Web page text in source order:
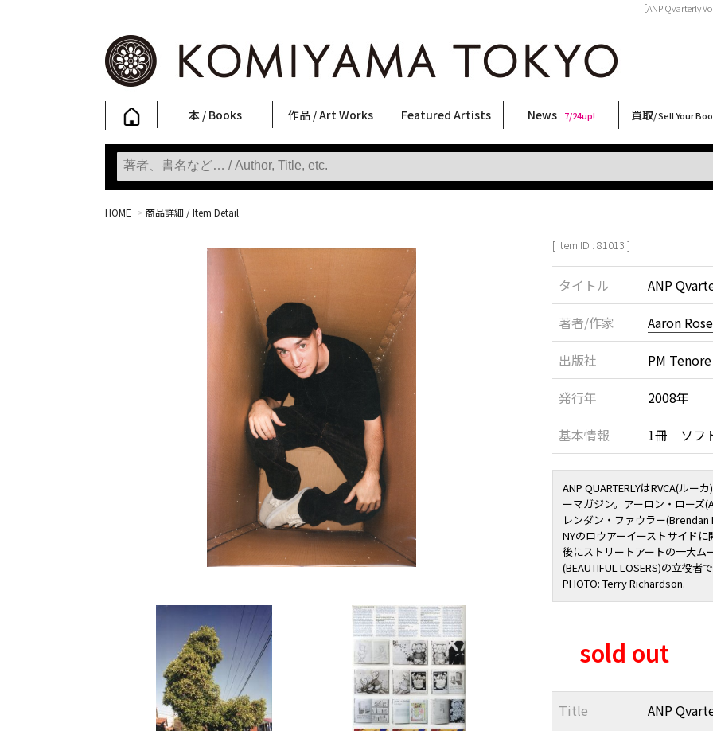
［ANP Qvarterly
本 / Books
写真集
Photobooks
ファッション
Fashion
アート / 美術
Art
文学・人文
Literature & Humanities
日本文化
Japanese Culture
新刊
New Books
SALE
SALE
作品 / Art Works
フォトグラフィー
Photography
ポスター
Posters
ストリートアート
Street Art
立体・その他
Sculptures / etc
アートワークス
Art Works
Primary Artworks
KOMIYAMA TOKYO ART LABEL
版画
Prints
Featured Artists
稲嶺啓一(東風終)
村田言恵
丸岡和吾
Rico Casella
キム・ロートン
菅谷晋一
柴田亜美
内藤啓介
CHRIS
北島敬三
二本木里美
横尾忠則
COOKIE
須藤昌人
森山大道
内藤ルネ
秋赤音
三島由紀夫
林月光
天野タケル
三島剛
大西洋介
大類信
佐伯俊男
春川ナミオ
News 7/24up!
新着・おすすめ商品 9/7up!
フェア・イベント情報 7/24up!
お店からのお知らせ 6/1up!
買取/ Sell Your
買取ブログ
買取専用フォー
古書 / 古本の買
美術品の買取
出張買取につい
宅配買取につい
店頭買取につい
よくある質問
HOME > 商品詳細 / Item Detail
[ Item ID : 81013 ]
タイトル
ANP
著者/作家
Aaron Rose
出版社
PM Tenore
発行年
2008年
基本情報
1冊 ソフ
ANP QUARTERLYはRVCA(ル
ーマガジン。アーロン・ロー
レンダン・ファウラー
NYのロウアーイーストサイドに
後にストリートアートの一大ム
(BEAUTIFUL LOSERS)の立役者
PHOTO: Terry Richardson.
sold out
Title
ANP